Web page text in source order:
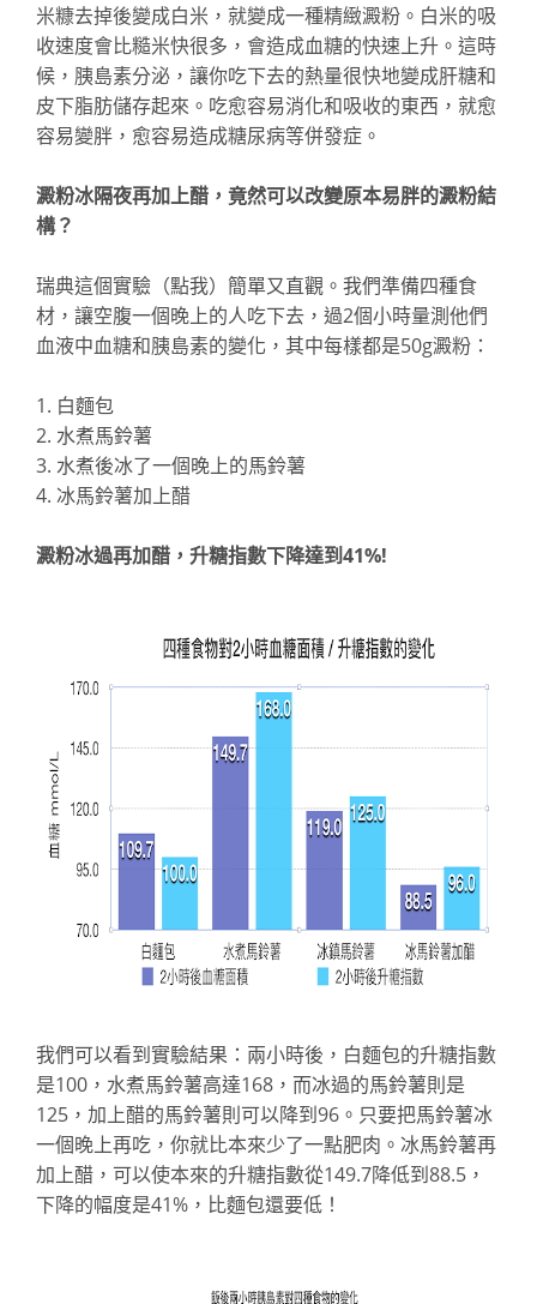
米糠去掉後變成白米，就變成一種精緻澱粉。白米的吸
收速度會比糙米快很多，會造成血糖的快速上升。這時
候，胰島素分泌，讓你吃下去的熱量很快地變成肝糖和
皮下脂肪儲存起來。吃愈容易消化和吸收的東西，就愈
容易變胖，愈容易造成糖尿病等併發症。
澱粉冰隔夜再加上醋，竟然可以改變原本易胖的澱粉結
構？
瑞典這個實驗（點我） 簡單又直觀。我們準備四種食
材，讓空腹一個晚上的人吃下去，過2個小時量測他們
血液中血糖和胰島素的變化，其中每樣都是50g澱粉：
1. 白麵包
2. 水煮馬鈴薯
3. 水煮後冰了一個晚上的馬鈴薯
4. 冰馬鈴薯加上醋
澱粉冰過再加醋，升糖指數下降達到41%!
我們可以看到實驗結果：兩小時後，白麵包的升糖指數
是100，水煮馬鈴薯高達168，而冰過的馬鈴薯則是
125，加上醋的馬鈴薯則可以降到96。只要把馬鈴薯冰
一個晚上再吃，你就比本來少了一點肥肉。冰馬鈴薯再
加上醋，可以使本來的升糖指數從149.7降低到88.5，
下降的幅度是41%，比麵包還要低！